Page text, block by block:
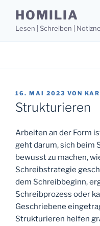
Inhalt
springen
HOMILIA
Lesen | Schreiben |
VERÖFFENTLICHT
AM
16. MAI 2023 VON
Strukturieren
Arbeiten an der Form
geht darum, sich beim
bewusst zu machen,
Schreibstrategie
dem Schreibbeginn,
Schreibprozess oder
Geschriebene
Strukturieren helfen